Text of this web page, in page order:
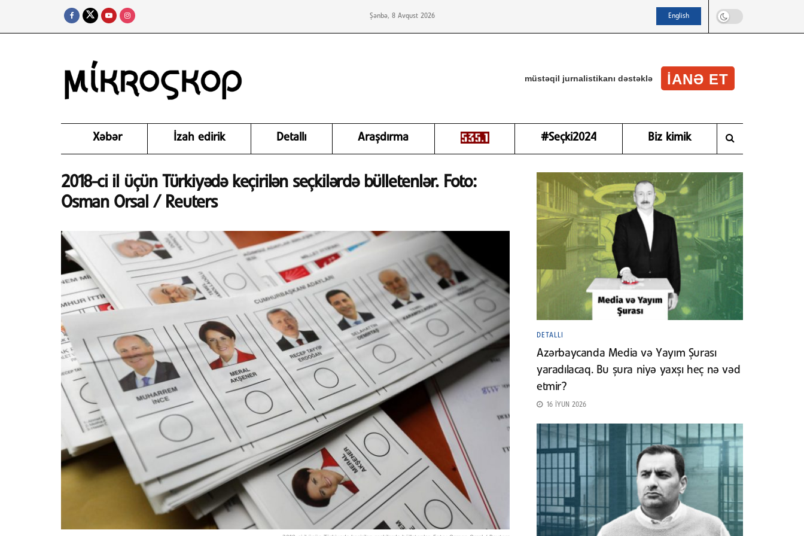
Şənbə, 8 Avqust 2026 English
müstəqil jurnalistikanı dəstəklə IANƏ ET
Xəbər İzah edirik Detallı Araşdırma #Seçki2024 Biz kimik
2018-ci il üçün Türkiyədə keçirilən seçkilərdə bülletenlər. Foto:
Osman Orsal / Reuters
DETALLI
Azərbaycanda Media və Yayım Şurası
yaradılacaq. Bu şura niyə yaxşı heç nə vəd
etmir?
16 İYUN 2026